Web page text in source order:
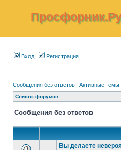
Вход Регистрация
Сообщения без ответов | Активные темы
Список форумов
Сообщения без ответов
Вы делаете